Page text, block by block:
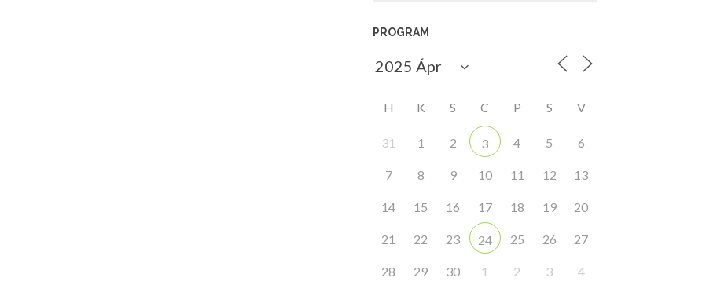
PROGRAM
H K S C P S V
31 1 2 3 4 5 6
7 8 9 10 11 12 13
14 15 16 17 18 19 20
21 22 23 24 25 26 27
28 29 30 1 2 3 4